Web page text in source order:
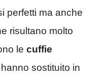
perfetti ma anche
risultano molto
le cuffie
sostituito in